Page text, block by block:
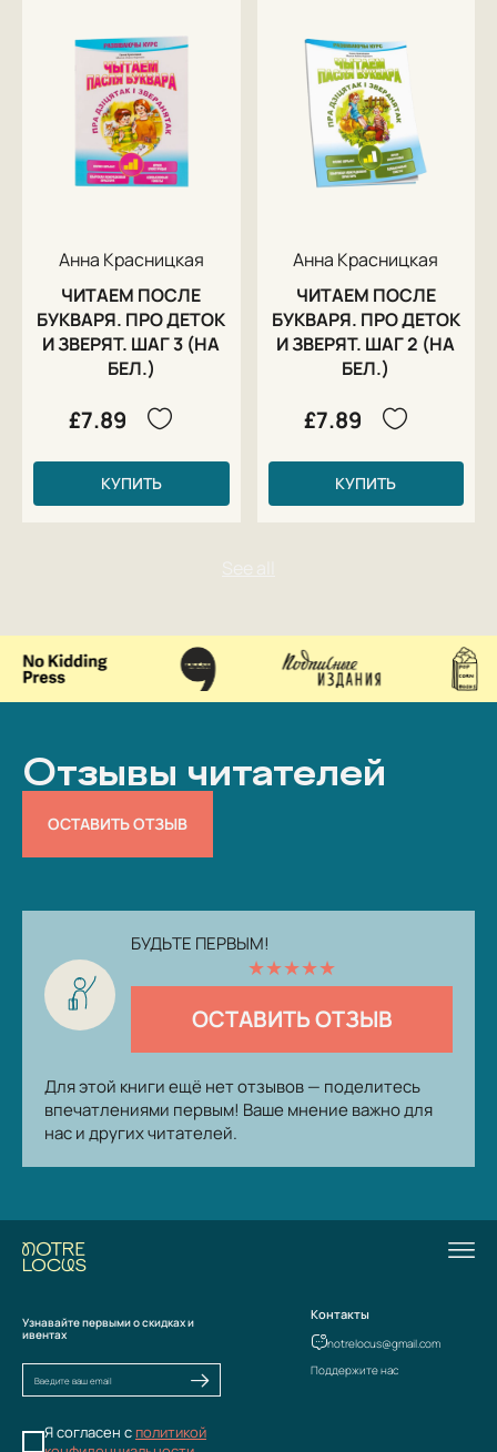
Анна Красницкая
ЧИТАЕМ ПОСЛЕ
БУКВАРЯ. ПРО ДЕТОК
И ЗВЕРЯТ. ШАГ 3 (НА
БЕЛ.)
£7.89
КУПИТЬ
Анна Красницкая
ЧИТАЕМ ПОСЛЕ
БУКВАРЯ. ПРО ДЕТОК
И ЗВЕРЯТ. ШАГ 2 (НА
БЕЛ.)
£7.89
КУПИТЬ
Отзывы читателей
ОСТАВИТЬ ОТЗЫВ
БУДЬТЕ ПЕРВЫМ!
★★★★★
ОСТАВИТЬ ОТЗЫВ
Для этой книги ещё нет отзывов — поделитесь
впечатлениями первым! Ваше мнение важно для
нас и других читателей.
Узнавайте первыми о скидках и
ивентах
Я согласен с политикой
Контакты
notrelocus@gmail.com
Поддержите нас